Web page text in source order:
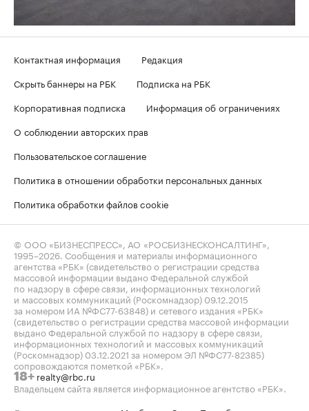
Контактная информация
Редакция
Скрыть баннеры на РБК
Подписка на РБК
Корпоративная подписка
Информация об ограничениях
О соблюдении авторских прав
Пользовательское соглашение
Политика в отношении обработки персональных данных
Политика обработки файлов cookie
© ООО «БИЗНЕСПРЕСС», АО «РОСБИЗНЕСКОНСАЛТИНГ»,
1995–2026 . Сообщения и материалы информационного
агентства «РБК» (свидетельство о регистрации средства
массовой информации выдано Федеральной службой
по надзору в сфере связи, информационных технологий
и массовых коммуникаций (Роскомнадзор) 09.12.2015
за номером ИА №ФС77-63848) и сетевого издания «РБК»
(свидетельство о регистрации средства массовой информации
выдано Федеральной службой по надзору в сфере связи,
информационных технологий и массовых коммуникаций
(Роскомнадзор) 03.12.2021 за номером ЭЛ №ФС77-82385)
сопровождаются пометкой «РБК».
18+ realty@rbc.ru
Владельцем сайта является информационное агентство «РБК».